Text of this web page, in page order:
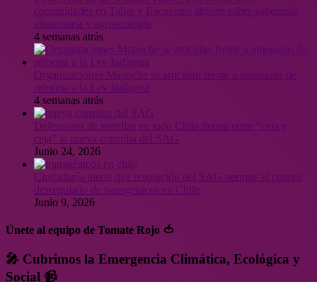
4 semanas atrás
Organizaciones Mapuche se articulan frente a amenazas de
4 semanas atrás
Defensores de semillas en todo Chile tienen entre “ceja y
ceja” la nueva consulta del SAG
Junio 24, 2026
Ciudadanía alerta que resolución del SAG permite el cultivo
desregulado de transgénicos en Chile
Junio 9, 2026
Únete al equipo de Tomate Rojo 🍅
🎤 Cubrimos la Emergencia Climática, Ecológica y
Social 📹